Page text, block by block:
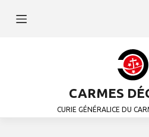
CARMES
CURIE GÉNÉRALICE DU